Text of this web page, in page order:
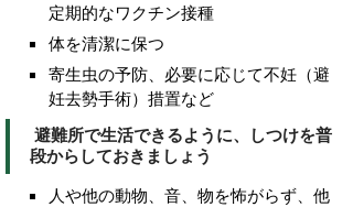
定期的なワクチン接種
体を清潔に保つ
寄生虫の予防、必要に応じて不妊（避
妊去勢手術）措置など
避難所で生活できるように、しつけを普
段からしておきましょう
人や他の動物、音、物を怖がらず、他